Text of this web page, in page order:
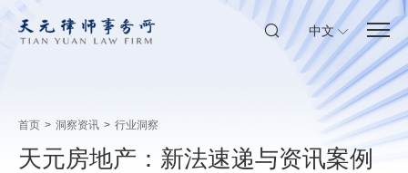
中文
首页 > 洞察资讯 > 行业洞察
天元房地产：新法速递与资讯案例